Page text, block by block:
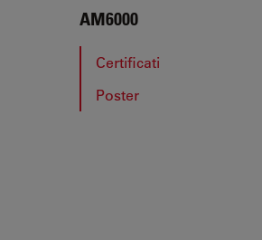
AM6000
Certificati
Poster